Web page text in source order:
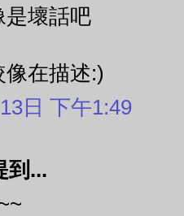
是壞話吧
在描述:)
日 下午1:49
到...